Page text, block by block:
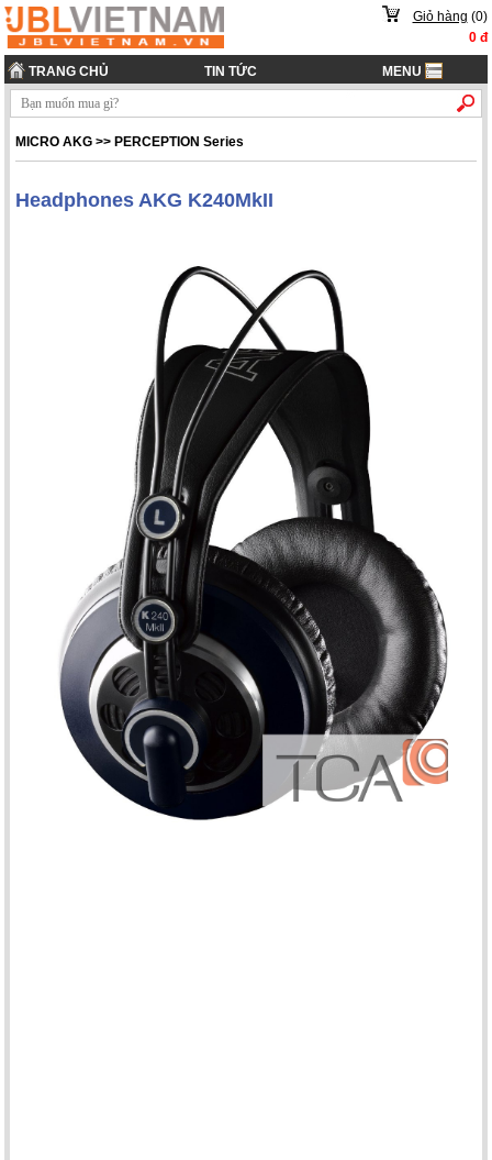
Giỏ hàng (0)
0đ
TRANG CHỦ TIN TỨC MENU
MICRO AKG >> PERCEPTION Series
Headphones AKG K240MkII